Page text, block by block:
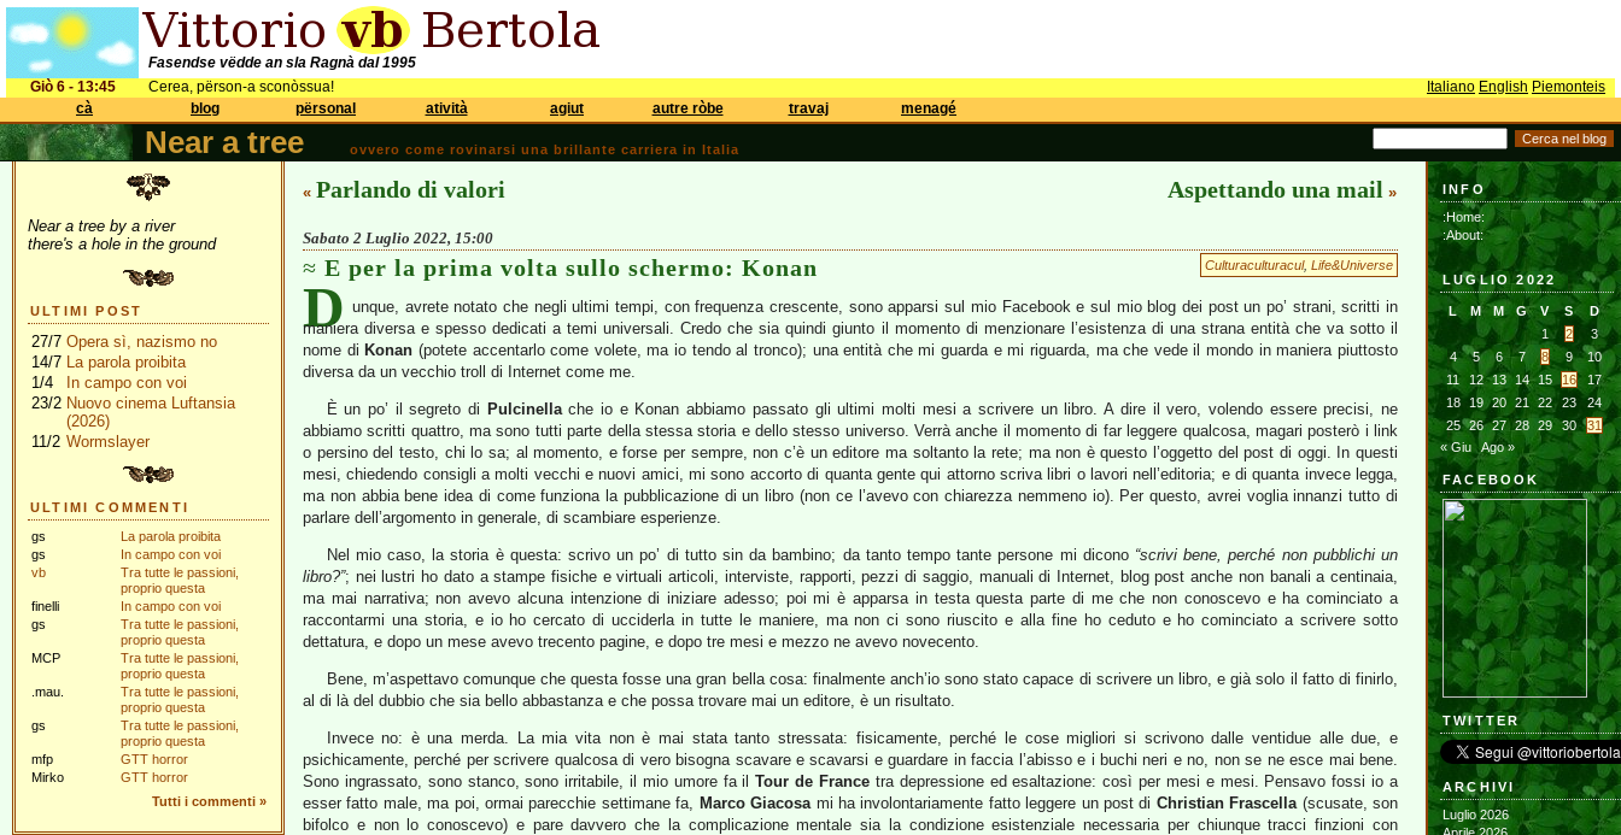
Fasendse vëdde an sla Ragnà dal 1995
Giò 6 - 13:45
Cerea, përson-a sconòssua! Italiano English Piemonteis
cà
blog përsonal atività agiut autre ròbe travaj menagé
Near a tree ovvero come rovinarsi una brillante carriera in Italia
Near a tree by a river
there's a hole in the ground
ULTIMI POST
27/7 Opera sì, nazismo no
14/7 La parola proibita
1/4
In campo con voi
23/2 Nuovo cinema Luftansia
(2026)
11/2 Wormslayer
ULTIMI COMMENTI
gs
La parola proibita
gs
In campo con voi
vb
Tra tutte le passioni,
proprio questa
finelli
In campo con voi
gs
Tra tutte le passioni,
proprio questa
MCP
Tra tutte le passioni,
proprio questa
.mau.
Tra tutte le passioni,
proprio questa
gs
Tra tutte le passioni,
proprio questa
mfp
GTT horror
Mirko
GTT horror
Tutti i commenti »
« Parlando di valori Aspettando una mail »
Sabato 2 Luglio 2022, 15:00
Culturaculturacul, Life&Universe
E per la prima volta sullo schermo: Konan
D unque, avrete notato che negli ultimi tempi, con frequenza crescente, sono apparsi sul mio Facebook e sul mio blog dei post un po’ strani, scritti in
maniera diversa e spesso dedicati a temi universali. Credo che sia quindi giunto il momento di menzionare l’esistenza di una strana entità che va sotto il
nome di Konan (potete accentarlo come volete, ma io tendo al tronco); una entità che mi guarda e mi riguarda, ma che vede il mondo in maniera piuttosto
diversa da un vecchio troll di Internet come me.
È un po’ il segreto di Pulcinellache io e Konan abbiamo passato gli ultimi molti mesi a scrivere un libro. A dire il vero, volendo essere precisi, ne
abbiamo scritti quattro, ma sono tutti parte della stessa storia e dello stesso universo. Verrà anche il momento di far leggere qualcosa, magari posterò i link
o persino del testo, chi lo sa; al momento, e forse per sempre, non c’è un editore ma soltanto la rete; ma non è questo l’oggetto del post di oggi. In questi
mesi, chiedendo consigli a molti vecchi e nuovi amici, mi sono accorto di quanta gente qui attorno scriva libri o lavori nell’editoria; e di quanta invece legga,
ma non abbia bene idea di come funziona la pubblicazione di un libro (non ce l’avevo con chiarezza nemmeno io). Per questo, avrei voglia innanzi tutto di
parlare dell’argomento in generale, di scambiare esperienze.
Nel mio caso, la storia è questa: scrivo un po’ di tutto sin da bambino; da tanto tempo tante persone mi dicono “scrivi bene, perché non pubblichi un
libro?”; nei lustri ho dato a stampe fisiche e virtuali articoli, interviste, rapporti, pezzi di saggio, manuali di Internet, blog post anche non banali a centinaia,
ma mai narrativa; non avevo alcuna intenzione di iniziare adesso; poi mi è apparsa in testa questa parte di me che non conoscevo e ha cominciato a
raccontarmi una storia, e io ho cercato di ucciderla in tutte le maniere, ma non ci sono riuscito e alla fine ho ceduto e ho cominciato a scrivere sotto
dettatura, e dopo un mese avevo trecento pagine, e dopo tre mesi e mezzo ne avevo novecento.
Bene, m’aspettavo comunque che questa fosse una gran bella cosa: finalmente anch’io sono stato capace di scrivere un libro, e già solo il fatto di finirlo,
al di là del dubbio che sia bello abbastanza e che possa trovare mai un editore, è un risultato.
Invece no: è una merda. La mia vita non è mai stata tanto stressata: fisicamente, perché le cose migliori si scrivono dalle ventidue alle due, e
psichicamente, perché per scrivere qualcosa di vero bisogna scavare e scavarsi e guardare in faccia l’abisso e i buchi neri e no, non se ne esce mai bene.
Sono ingrassato, sono stanco, sono irritabile, il mio umore fa ilTour de France tra depressione ed esaltazione: così per mesi e mesi. Pensavo fossi io a
esser fatto male, ma poi, ormai parecchie settimane fa, Marco Giacosami ha involontariamente fatto leggere un post di Christian Frascella(scusate, son
bifolco e non lo conoscevo) e pare davvero che la complicazione mentale sia la condizione esistenziale necessaria per chiunque tracci finzioni con
INFO
:Home:
:About:
LUGLIO 2022
L M M G V S
D
1
2
3
4
5 6 7 8 9
10
11
12 13 14 15 16
17
18
19 20 21 22 23
24
25 26 27 28 29 30
31
« Giu
Ago »
FACEBOOK
TWITTER
ARCHIVI
Luglio 2026